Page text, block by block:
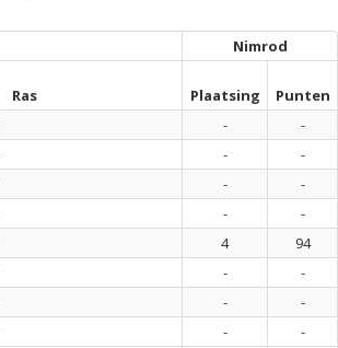
Nimrod
Ras Plaatsing
Punten
-
-
-
-
-
-
-
-
4
94
-
-
-
-
-
-